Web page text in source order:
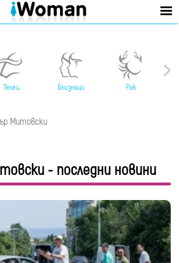
Телец Близнаци Рак
Митовски
- последни новини